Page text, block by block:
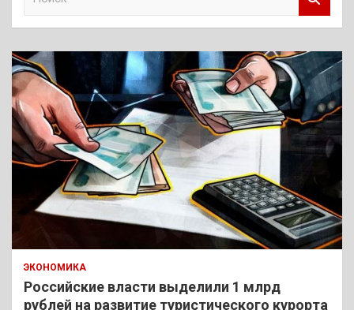
к
ЭКОНОМИКА
Российские власти выделили 1 млрд
рублей на развитие туристического курорта